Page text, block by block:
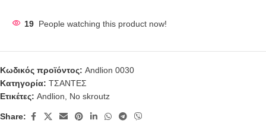
19 People watching this product now!
Κωδικός προϊόντος: Andlion 0030
Κατηγορία: ΤΣΑΝΤΕΣ
Ετικέτες: Andlion No skroutz
Share: